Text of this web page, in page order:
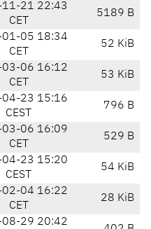
21 22:43
CET
5189 B
05 18:34
CET
52 KiB
06 16:12
CET
53 KiB
23 15:16
CEST
796 B
06 16:09
CET
529 B
23 15:20
CEST
54 KiB
04 16:22
CET
28 KiB
29 20:42